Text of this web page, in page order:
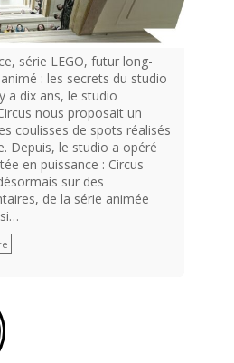
série LEGO, futur long-
: les secrets du studio
a dix ans, le studio
nous proposait un
coulisses de spots réalisés
Depuis, le studio a opéré
en puissance : Circus
sur des
de la série animée